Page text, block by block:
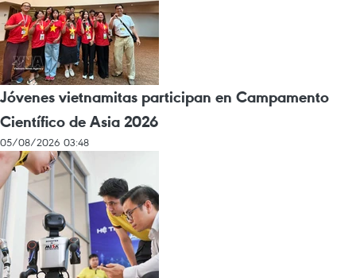
Jóvenes vietnamitas participan en Campamento
Científico de Asia 2026
05/08/2026 03:48